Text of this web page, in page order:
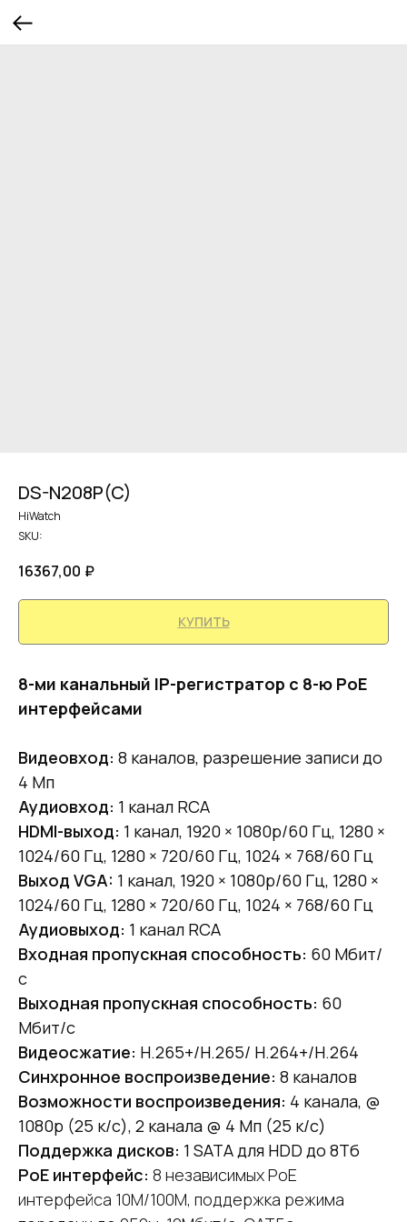
DS-N208P(C)
HiWatch
SKU:
16367,00 ₽
КУПИТЬ
8-ми канальный IP-регистратор c 8-ю PoE
интерфейсами
Видеовход: 8 каналов, разрешение записи до
4 Mп
Аудиовход: 1 канал RCA
HDMI-выход: 1 канал, 1920 × 1080p/60 Гц, 1280 ×
1024/60 Гц, 1280 × 720/60 Гц, 1024 × 768/60 Гц
Выход VGA: 1 канал, 1920 × 1080p/60 Гц, 1280 ×
1024/60 Гц, 1280 × 720/60 Гц, 1024 × 768/60 Гц
Аудиовыход: 1 канал RCA
Входная пропускная способность: 60 Мбит/
с
Выходная пропускная способность: 60
Мбит/с
Видеосжатие: H.265+/H.265/ H.264+/H.264
Синхронное воспроизведение: 8 каналов
Возможности воспроизведения: 4 канала, @
1080p (25 к/с), 2 канала @ 4 Мп (25 к/с)
Поддержка дисков: 1 SATA для HDD до 8Тб
PoE интерфейс: 8 независимых PoE
интерфейса 10M/100M, поддержка режима